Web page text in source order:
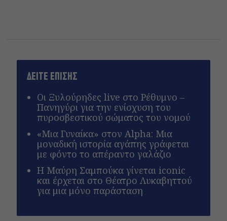
ΔΕΙΤΕ ΕΠΙΣΗΣ
Οι Ξυλούρηδες live στο Ρέθυμνο –
Πανηγύρι για την ενίσχυση του
πυροσβεστικού σώματος του νομού
«Μια Γυναίκα» στον Alpha: Μια
μοναδική ιστορία αγάπης γράφεται
με φόντο το απέραντο γαλάζιο
Η Μαύρη Σαμπούκα γίνεται iconic
και έρχεται στο Θέατρο Λυκαβηττού
για μια μόνο παράσταση